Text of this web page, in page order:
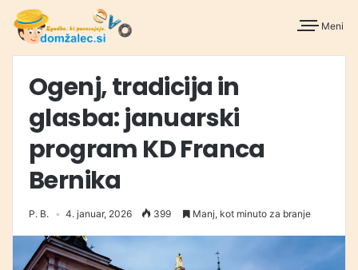
Meni
Ogenj, tradicija in
glasba: januarski
program KD Franca
Bernika
P. B. 4. januar, 2026 399 Manj, kot minuto za branje